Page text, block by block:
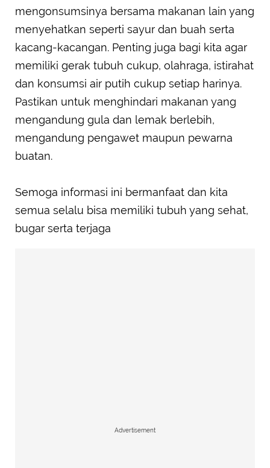
mengonsumsinya bersama makanan lain yang
menyehatkan seperti sayur dan buah serta
kacang-kacangan. Penting juga bagi kita agar
memiliki gerak tubuh cukup, olahraga, istirahat
dan konsumsi air putih cukup setiap harinya.
Pastikan untuk menghindari makanan yang
mengandung gula dan lemak berlebih,
mengandung pengawet maupun pewarna
buatan.
Semoga informasi ini bermanfaat dan kita
semua selalu bisa memiliki tubuh yang sehat,
bugar serta terjaga
Advertisement